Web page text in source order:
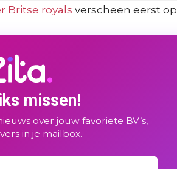
Britse royals verscheen eerst op
missen!
over jouw favoriete BV’s,
in je mailbox.